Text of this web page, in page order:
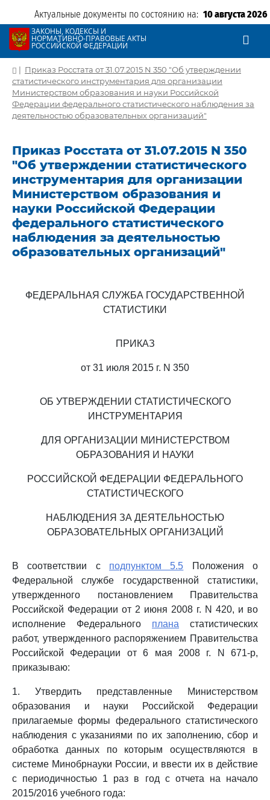
Актуальные документы по состоянию на: 10 августа 2026
ЗАКОНЫ, КОДЕКСЫ И
НОРМАТИВНО-ПРАВОВЫЕ АКТЫ
РОССИЙСКОЙ ФЕДЕРАЦИИ
| Приказ Росстата от 31.07.2015 N 350 "Об утверждении
статистического инструментария для организации
Министерством образования и науки Российской
Федерации федерального статистического наблюдения за
деятельностью образовательных организаций"
Приказ Росстата от 31.07.2015 N 350
"Об утверждении статистического
инструментария для организации
Министерством образования и
науки Российской Федерации
федерального статистического
наблюдения за деятельностью
образовательных организаций"
ФЕДЕРАЛЬНАЯ СЛУЖБА ГОСУДАРСТВЕННОЙ
СТАТИСТИКИ
ПРИКАЗ
от 31 июля 2015 г. N 350
ОБ УТВЕРЖДЕНИИ СТАТИСТИЧЕСКОГО
ИНСТРУМЕНТАРИЯ
ДЛЯ ОРГАНИЗАЦИИ МИНИСТЕРСТВОМ
ОБРАЗОВАНИЯ И НАУКИ
РОССИЙСКОЙ ФЕДЕРАЦИИ ФЕДЕРАЛЬНОГО
СТАТИСТИЧЕСКОГО
НАБЛЮДЕНИЯ ЗА ДЕЯТЕЛЬНОСТЬЮ
ОБРАЗОВАТЕЛЬНЫХ ОРГАНИЗАЦИЙ
В соответствии с подпунктом 5.5 Положения о
Федеральной службе государственной статистики,
утвержденного постановлением Правительства
Российской Федерации от 2 июня 2008 г. N 420, и во
исполнение Федерального плана статистических
работ, утвержденного распоряжением Правительства
Российской Федерации от 6 мая 2008 г. N 671-р,
приказываю:
1. Утвердить представленные Министерством
образования и науки Российской Федерации
прилагаемые формы федерального статистического
наблюдения с указаниями по их заполнению, сбор и
обработка данных по которым осуществляются в
системе Минобрнауки России, и ввести их в действие
с периодичностью 1 раз в год с отчета на начало
2015/2016 учебного года: